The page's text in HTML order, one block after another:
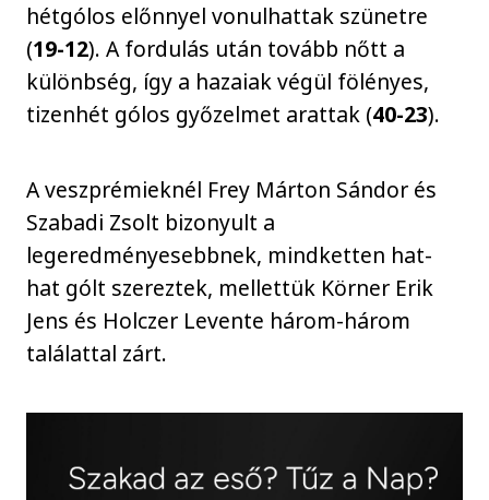
hétgólos előnnyel vonulhattak szünetre
(19-12). A fordulás után tovább nőtt a
különbség, így a hazaiak végül fölényes,
tizenhét gólos győzelmet arattak (40-23).
A veszprémieknél Frey Márton Sándor és
Szabadi Zsolt bizonyult a
legeredményesebbnek, mindketten hat-
hat gólt szereztek, mellettük Körner Erik
Jens és Holczer Levente három-három
találattal zárt.